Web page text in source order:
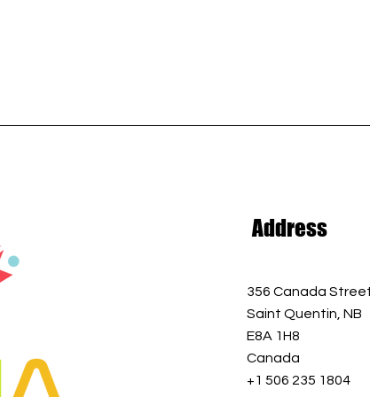
Address
356 Canada
Saint Quentin, NB
E8A 1H8
Canada
+1 506 235 1804